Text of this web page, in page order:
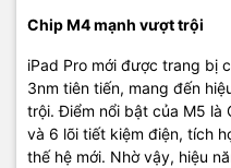
Chip M4 mạnh vượt trội
iPad Pro mới được trang bị
3nm tiên tiến, mang đến
trội. Điểm nổi bật của M5 là
và 6 lõi tiết kiệm điện, tích
thế hệ mới. Nhờ vậy, hiệu